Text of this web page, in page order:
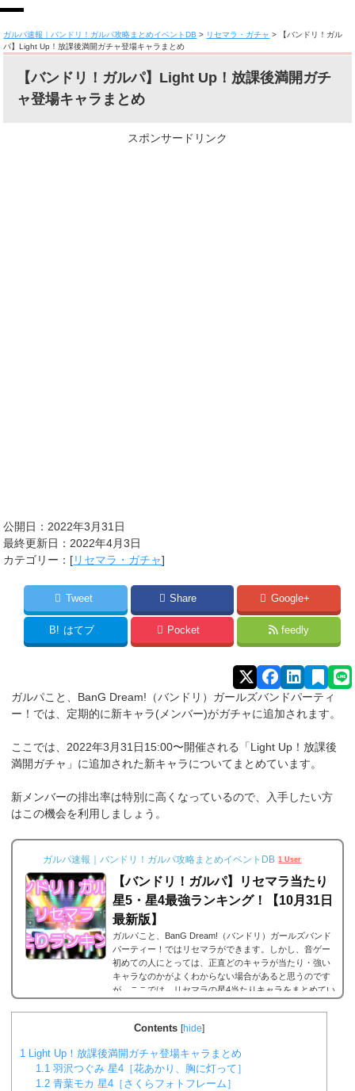
ガルパ速報｜バンドリ！ガルパ攻略まとめイベントDB > リセマラ・ガチャ >
【バンドリ！ガル
パ】Light Up！放課後満開ガチャ登場キャラまとめ
【バンドリ！ガルパ】Light Up！放課後満開ガチ
ャ登場キャラまとめ
スポンサードリンク
公開日：2022年3月31日
最終更新日：2022年4月3日
カテゴリー：[リセマラ・ガチャ]
Tweet Share Google+
B! はてブ Pocket feedly
ガルパこと、BanG Dream!（バンドリ）ガールズバンドパーティ
ー！では、定期的に新キャラ(メンバー)がガチャに追加されます。
ここでは、2022年3月31日15:00〜開催される「Light Up！放課後
満開ガチャ」に追加された新キャラについてまとめています。
新メンバーの排出率は特別に高くなっているので、入手したい方
はこの機会を利用しましょう。
ガルパ速報｜バンドリ！ガルパ攻略まとめイベントDB 1 User
【バンドリ！ガルパ】リセマラ当たり
星5・星4最強ランキング！【10月31日
最新版】
ガルパこと、BanG Dream!（バンドリ）ガールズバンド
パーティー！ではリセマラができます。しかし、音ゲー
初めての人にとっては、正直どのキャラが当たり・強い
キャラなのかがよくわからない場合があると思うのです
が、ここでは、リセマラの星4当たりキャラをまとめてい
ラのやり方は以下のリンクで。2023年9月29日更新バン
当たりランキングの前に、バンドリ！ガルパにおける...
Contents [hide]
1 Light Up！放課後満開ガチャ登場キャラまとめ
1.1 羽沢つぐみ 星4［花あかり、胸に灯って］
1.2 青葉モカ 星4［さくらフォトフレーム］